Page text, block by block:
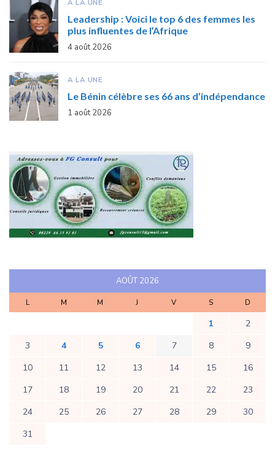
A LA UNE
Leadership : Voici le top 6 des femmes les
plus influentes de l’Afrique
4 août 2026
A LA UNE
Le Bénin célèbre ses 66 ans d’indépendance
1 août 2026
AOÛT 2026
L M M J V S D
1
2
3
4 5 6 7 8
9
10
11 12 13 14 15
16
17
18 19 20 21 22
23
24
25 26 27 28 29
30
31